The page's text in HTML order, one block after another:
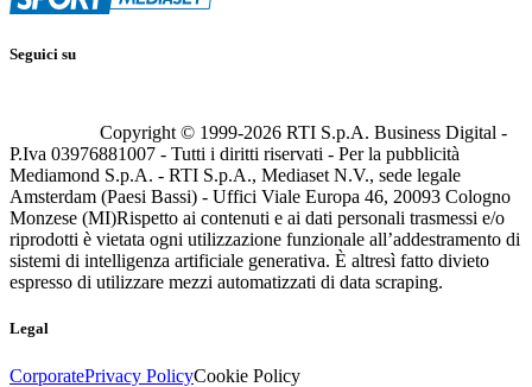
Seguici su
Copyright © 1999-2026 RTI S.p.A. Business Digital -
P.Iva 03976881007 - Tutti i diritti riservati - Per la pubblicità
Mediamond S.p.A. - RTI S.p.A., Mediaset N.V., sede legale
Amsterdam (Paesi Bassi) - Uffici Viale Europa 46, 20093 Cologno
Monzese (MI)Rispetto ai contenuti e ai dati personali trasmessi e/o
riprodotti è vietata ogni utilizzazione funzionale all’addestramento di
sistemi di intelligenza artificiale generativa. È altresì fatto divieto
espresso di utilizzare mezzi automatizzati di data scraping.
Legal
CorporatePrivacy PolicyCookie Policy